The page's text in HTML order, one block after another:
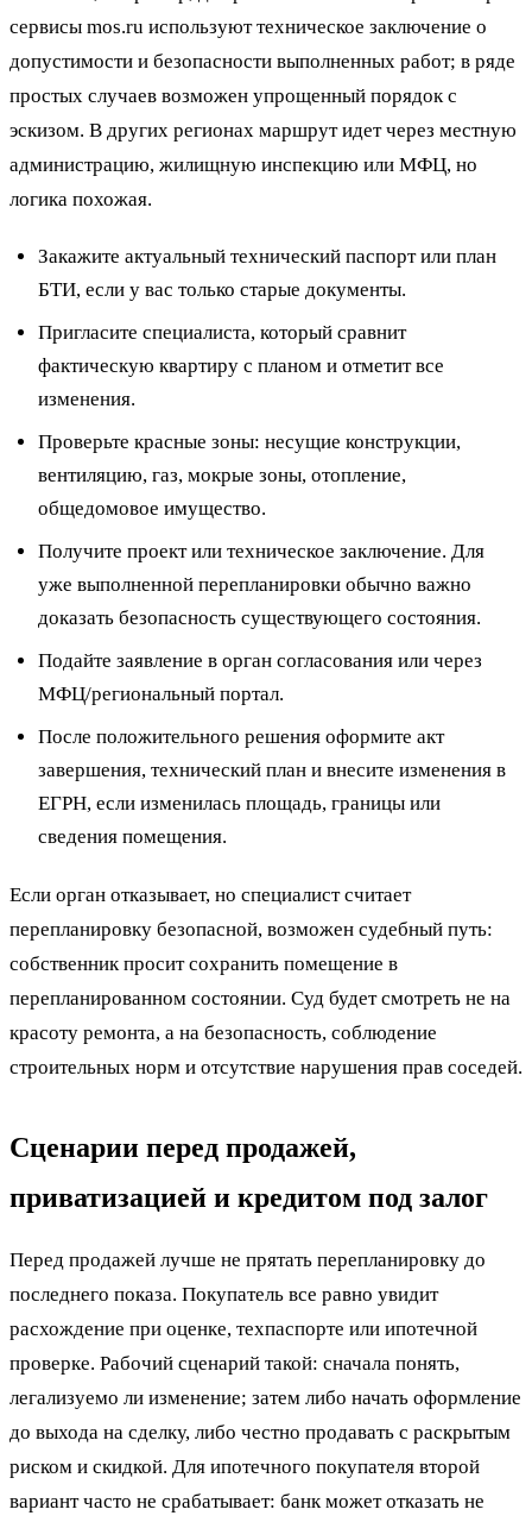
сервисы mos.ru используют техническое заключение о
допустимости и безопасности выполненных работ; в ряде
простых случаев возможен упрощенный порядок с
эскизом. В других регионах маршрут идет через местную
администрацию, жилищную инспекцию или МФЦ, но
логика похожая.
Закажите актуальный технический паспорт или план
БТИ, если у вас только старые документы.
Пригласите специалиста, который сравнит
фактическую квартиру с планом и отметит все
изменения.
Проверьте красные зоны: несущие конструкции,
вентиляцию, газ, мокрые зоны, отопление,
общедомовое имущество.
Получите проект или техническое заключение. Для
уже выполненной перепланировки обычно важно
доказать безопасность существующего состояния.
Подайте заявление в орган согласования или через
МФЦ/региональный портал.
После положительного решения оформите акт
завершения, технический план и внесите изменения в
ЕГРН, если изменилась площадь, границы или
сведения помещения.
Если орган отказывает, но специалист считает
перепланировку безопасной, возможен судебный путь:
собственник просит сохранить помещение в
перепланированном состоянии. Суд будет смотреть не на
красоту ремонта, а на безопасность, соблюдение
строительных норм и отсутствие нарушения прав соседей.
Сценарии перед продажей,
приватизацией и кредитом под залог
Перед продажей лучше не прятать перепланировку до
последнего показа. Покупатель все равно увидит
расхождение при оценке, техпаспорте или ипотечной
проверке. Рабочий сценарий такой: сначала понять,
легализуемо ли изменение; затем либо начать оформление
до выхода на сделку, либо честно продавать с раскрытым
риском и скидкой. Для ипотечного покупателя второй
вариант часто не срабатывает: банк может отказать не